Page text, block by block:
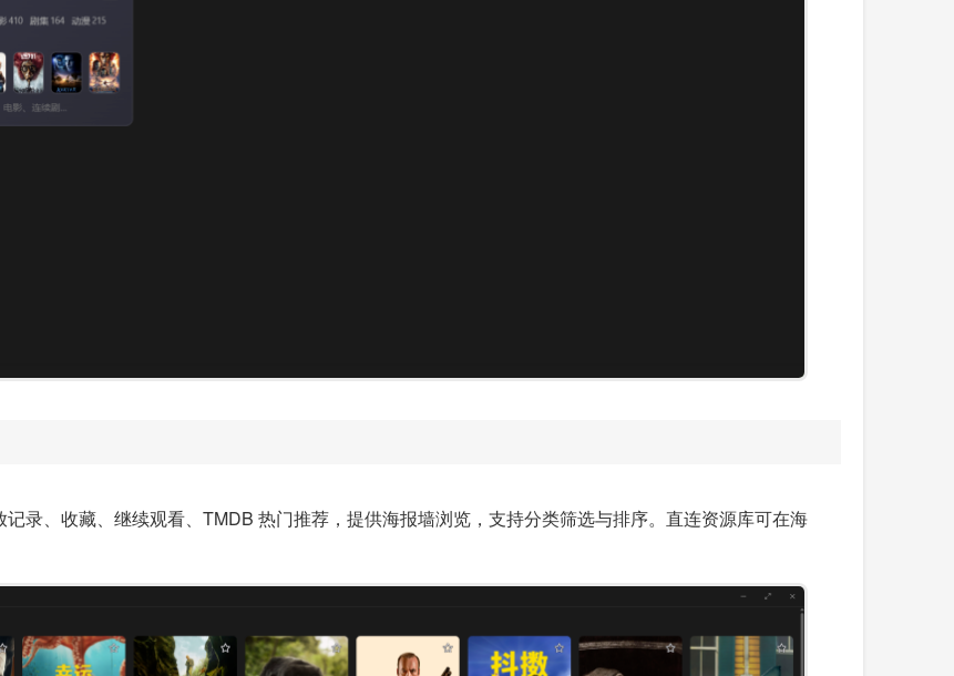
录、收藏、继续观看、TMDB 热门推荐，提供海报墙浏览，支持分类筛选与排序。直连资源库可在海